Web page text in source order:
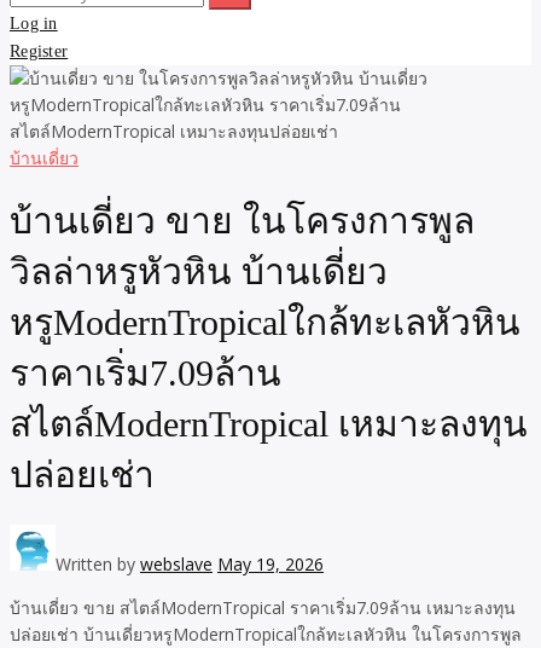
for:
Log in
Register
บ้านเดี่ยว
บ้านเดี่ยว ขาย ในโครงการพูล
วิลล่าหรูหัวหิน บ้านเดี่ยว
หรูModernTropicalใกล้ทะเลหัวหิน
ราคาเริ่ม7.09ล้าน
สไตล์ModernTropical เหมาะลงทุน
ปล่อยเช่า
Written by webslave May 19, 2026
บ้านเดี่ยว ขาย สไตล์ModernTropical ราคาเริ่ม7.09ล้าน เหมาะลงทุน
ปล่อยเช่า บ้านเดี่ยวหรูModernTropicalใกล้ทะเลหัวหิน ในโครงการพูล